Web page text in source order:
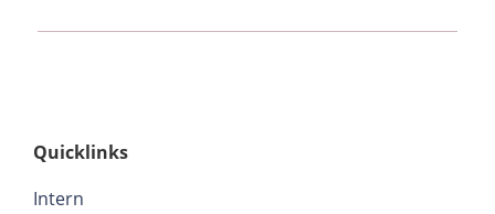
Quicklinks
Intern